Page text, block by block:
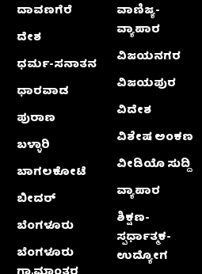
ದಾವಣಗೆರೆ
ದೇಶ
ಧರ್ಮ-ಸನಾತನ
ಧಾರವಾಡ
ಪುರಾಣ
ಬಳ್ಳಾರಿ
ಬಾಗಲಕೋಟೆ
ಬೀದರ್
ಬೆಂಗಳೂರು
ಬೆಂಗಳೂರು
ವಾಣಿಜ್ಯ-
ವ್ಯಾಪಾರ
ವಿಜಯನಗರ
ವಿಜಯಪುರ
ವಿದೇಶ
ವಿಶೇಷ ಅಂಕಣ
ವೀಡಿಯೊ ಸುದ್ದಿ
ವ್ಯಾಪಾರ
ಶಿಕ್ಷಣ-
ಸ್ಪರ್ಧಾತ್ಮಕ-
ಉದ್ಯೋಗ